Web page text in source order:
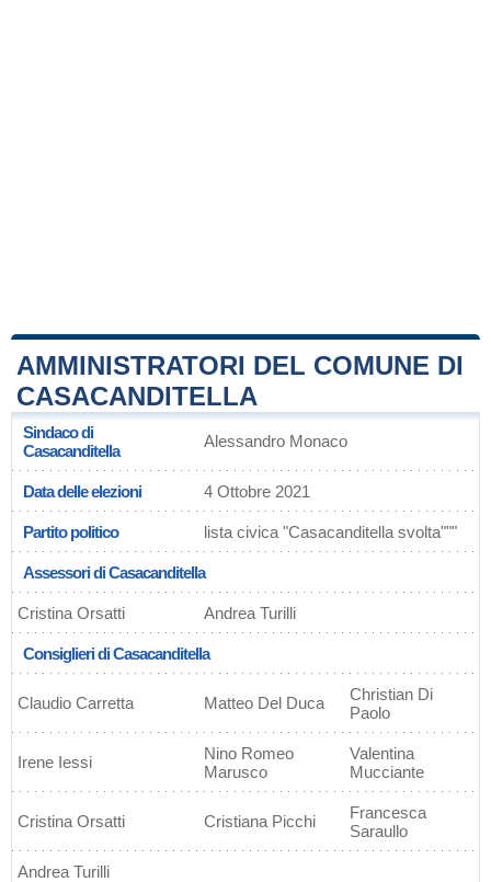
AMMINISTRATORI DEL COMUNE DI
CASACANDITELLA
Sindaco di
Casacanditella
Alessandro Monaco
Data delle elezioni 4 Ottobre 2021
Partito politico lista civica "Casacanditella svolta"""
Assessori di Casacanditella
Cristina Orsatti Andrea Turilli
Consiglieri di Casacanditella
Claudio Carretta Matteo Del Duca
Christian Di
Paolo
Irene Iessi
Nino Romeo
Marusco
Valentina
Mucciante
Cristina Orsatti Cristiana Picchi
Francesca
Saraullo
Andrea Turilli